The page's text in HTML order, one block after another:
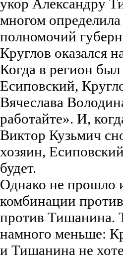
укор Александру
многом
полномочий
Круглов оказался
Когда в регион
Есиповский,
Вячеслава
работайте». И,
Виктор Кузьмич
хозяин,
будет.
Однако не прошло
комбинации
против Тишанина.
намного меньше:
и Тишанина не